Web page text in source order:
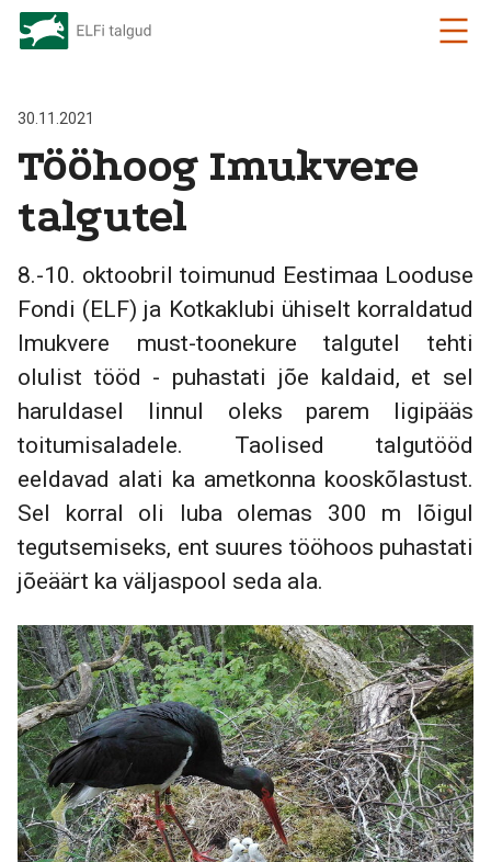
30.11.2021
Tööhoog Imukvere
talgutel
8.-10. oktoobril toimunud Eestimaa Looduse
Fondi (ELF) ja Kotkaklubi ühiselt korraldatud
Imukvere must-toonekure talgutel tehti
olulist tööd - puhastati jõe kaldaid, et sel
haruldasel linnul oleks parem ligipääs
toitumisaladele. Taolised talgutööd
eeldavad alati ka ametkonna kooskõlastust.
Sel korral oli luba olemas 300 m lõigul
tegutsemiseks, ent suures tööhoos puhastati
jõeäärt ka väljaspool seda ala.